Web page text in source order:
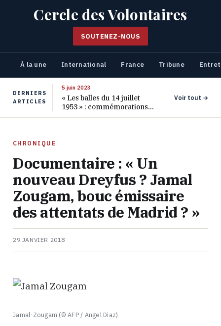
Cercle des Volontaires
SOUTENEZ-NOUS
À la une International France Tribune
DERNIERS
ARTICLES
5 juin 2023
« Les balles du 14 juillet
1953 » : commémorations
pour les 70 ans de ce
Voir tout →
CHRONIQUE
Documentaire : « Un
nouveau Dreyfus ? Jamal
Zougam, bouc émissaire
des attentats de Madrid ? »
29 JANVIER 2018
Jamal-Zougam (© AFP / Angel Diaz)